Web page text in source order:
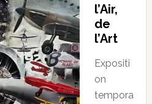
l’Air,
de
l’Art
Expositi
on
tempora